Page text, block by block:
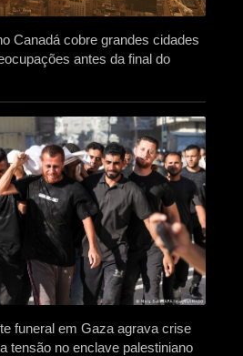
Canadá cobre grandes cidades
antes da final do
funeral em Gaza agrava crise
tensão no enclave palestiniano